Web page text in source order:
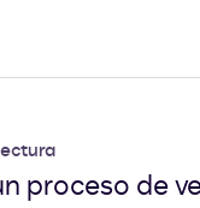
proceso de